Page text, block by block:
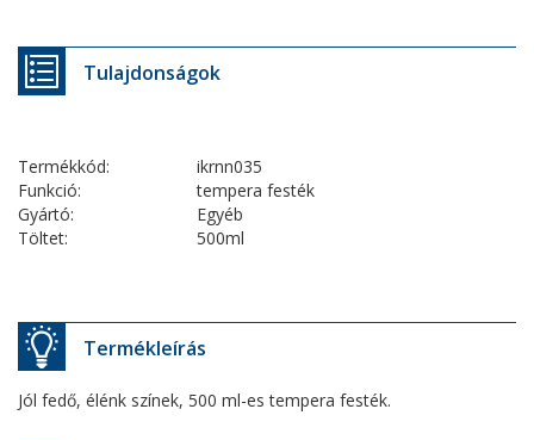
Tulajdonságok
Termékkód:
ikrnn035
Funkció:
tempera festék
Gyártó:
Egyéb
Töltet:
500ml
Termékleírás
Jól fedő, élénk színek, 500 ml-es tempera festék.